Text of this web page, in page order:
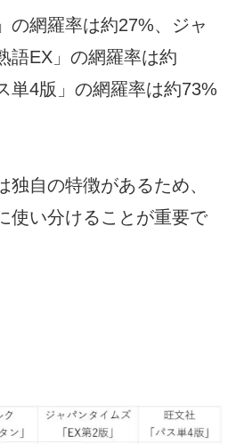
の網羅率は約27%、ジャ
語EX」の網羅率は約
単4版」の網羅率は約73%
独自の特徴があるため、
使い分けることが重要で